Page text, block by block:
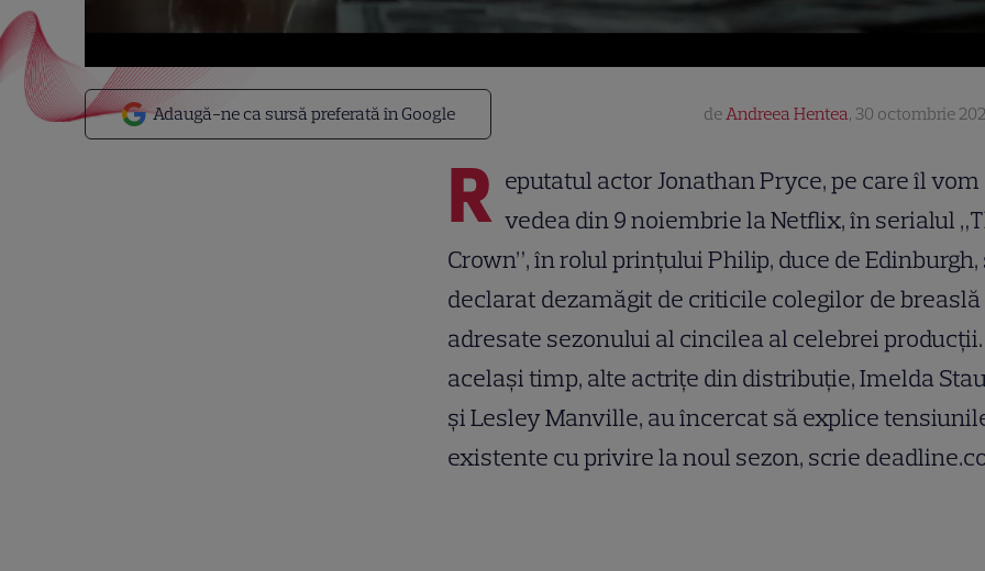
Adaugă-ne ca sursă preferată în Google deAndreea Hentea, 30 octombrie
R eputatul actor Jonathan Pryce, pe care îl vom
vedea din 9 noiembrie la Netflix, în serialul
Crown”, în rolul prințului Philip, duce de
declarat dezamăgit de criticile colegilor de breaslă
adresate sezonului al cincilea al celebrei
același timp, alte actrițe din distribuție, Imelda
și Lesley Manville, au încercat să explice
existente cu privire la noul sezon, scrie